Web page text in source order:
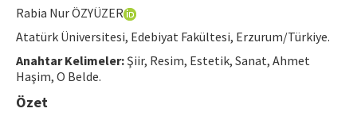
İletişim
ISSN: 1010-867X · e-ISSN: 2667-8713
Rabia Nur ÖZYÜZER
Atatürk Üniversitesi, Edebiyat Fakültesi, Erzurum/Türkiye.
Anahtar Kelimeler: Şiir, Resim, Estetik, Sanat, Ahmet
Haşim, O Belde.
Özet